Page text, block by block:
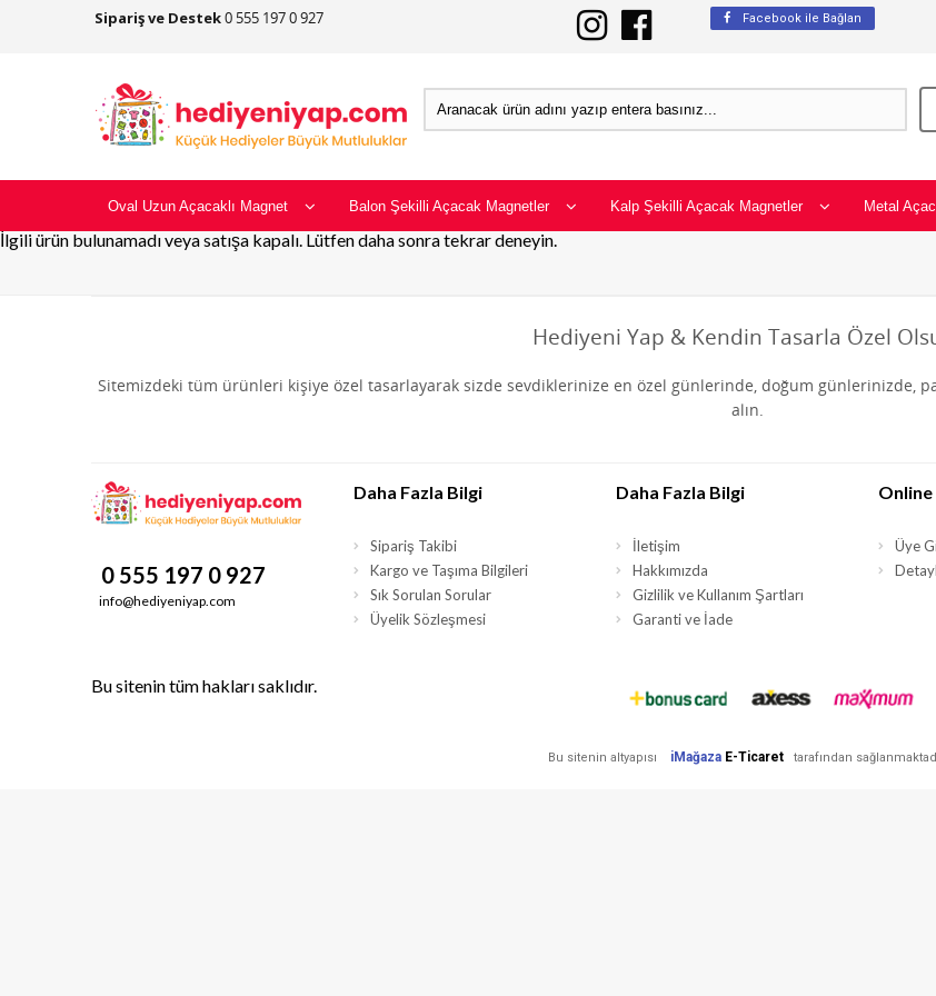
Sipariş ve Destek0 555 197 0 927 Facebook ile Bağlan
Oval Uzun Açacaklı Magnet Balon Şekilli Açacak Magnetler Kalp Şekilli Açacak Magnetler Metal
İlgili ürün bulunamadı veya satışa kapalı. Lütfen daha sonra tekrar deneyin.
Hediyeni Yap & Kendin Tasarla Özel
Sitemizdeki tüm ürünleri kişiye özel tasarlayarak sizde sevdiklerinize en özel günlerinde, doğum günlerinizde,
alın.
0 555 197 0 927
info@hediyeniyap.com
Daha Fazla Bilgi
Sipariş Takibi
Kargo ve Taşıma Bilgileri
Sık Sorulan Sorular
Üyelik Sözleşmesi
Daha Fazla Bilgi
İletişim
Hakkımızda
Gizlilik ve Kullanım Şartları
Garanti ve İade
Üye
Bu sitenin tüm hakları saklıdır.
Bu sitenin altyapısı iMağaza E-Ticaret tarafından